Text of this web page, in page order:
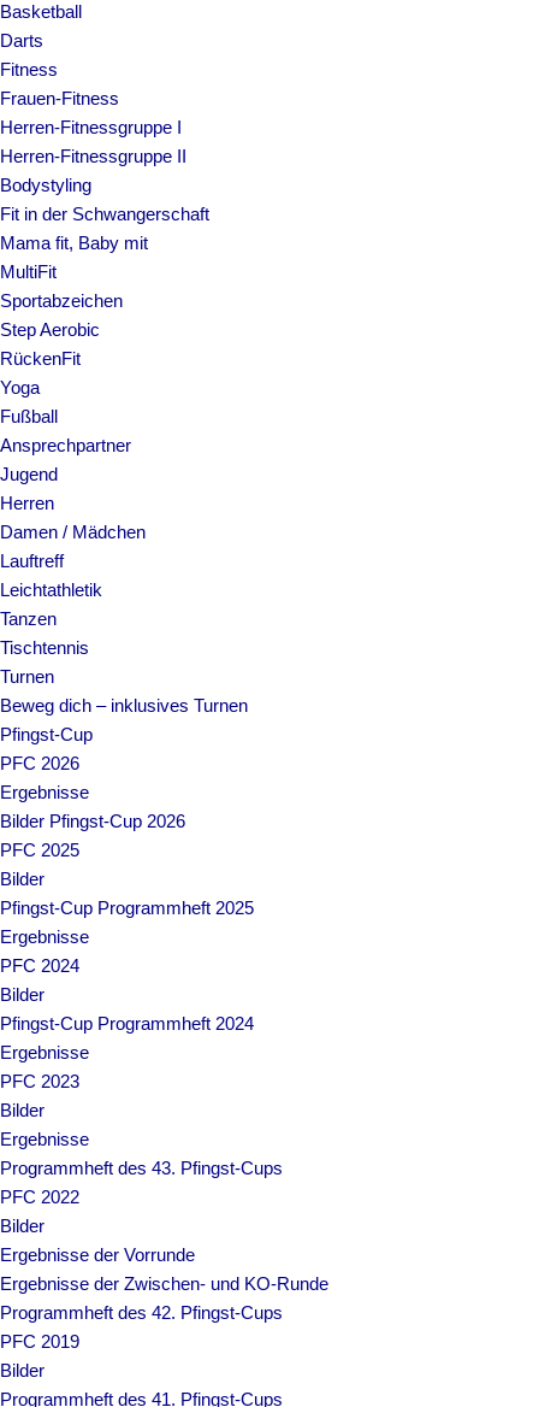
Basketball
Darts
Fitness
Frauen-Fitness
Herren-Fitnessgruppe I
Herren-Fitnessgruppe II
Bodystyling
Fit in der Schwangerschaft
Mama fit, Baby mit
MultiFit
Sportabzeichen
Step Aerobic
RückenFit
Yoga
Fußball
Ansprechpartner
Jugend
Herren
Damen / Mädchen
Lauftreff
Leichtathletik
Tanzen
Tischtennis
Turnen
Beweg dich – inklusives Turnen
Pfingst-Cup
PFC 2026
Ergebnisse
Bilder Pfingst-Cup 2026
PFC 2025
Bilder
Pfingst-Cup Programmheft 2025
Ergebnisse
PFC 2024
Bilder
Pfingst-Cup Programmheft 2024
Ergebnisse
PFC 2023
Bilder
Ergebnisse
Programmheft des 43. Pfingst-Cups
PFC 2022
Bilder
Ergebnisse der Vorrunde
Ergebnisse der Zwischen- und KO-Runde
Programmheft des 42. Pfingst-Cups
PFC 2019
Bilder
Programmheft des 41. Pfingst-Cups